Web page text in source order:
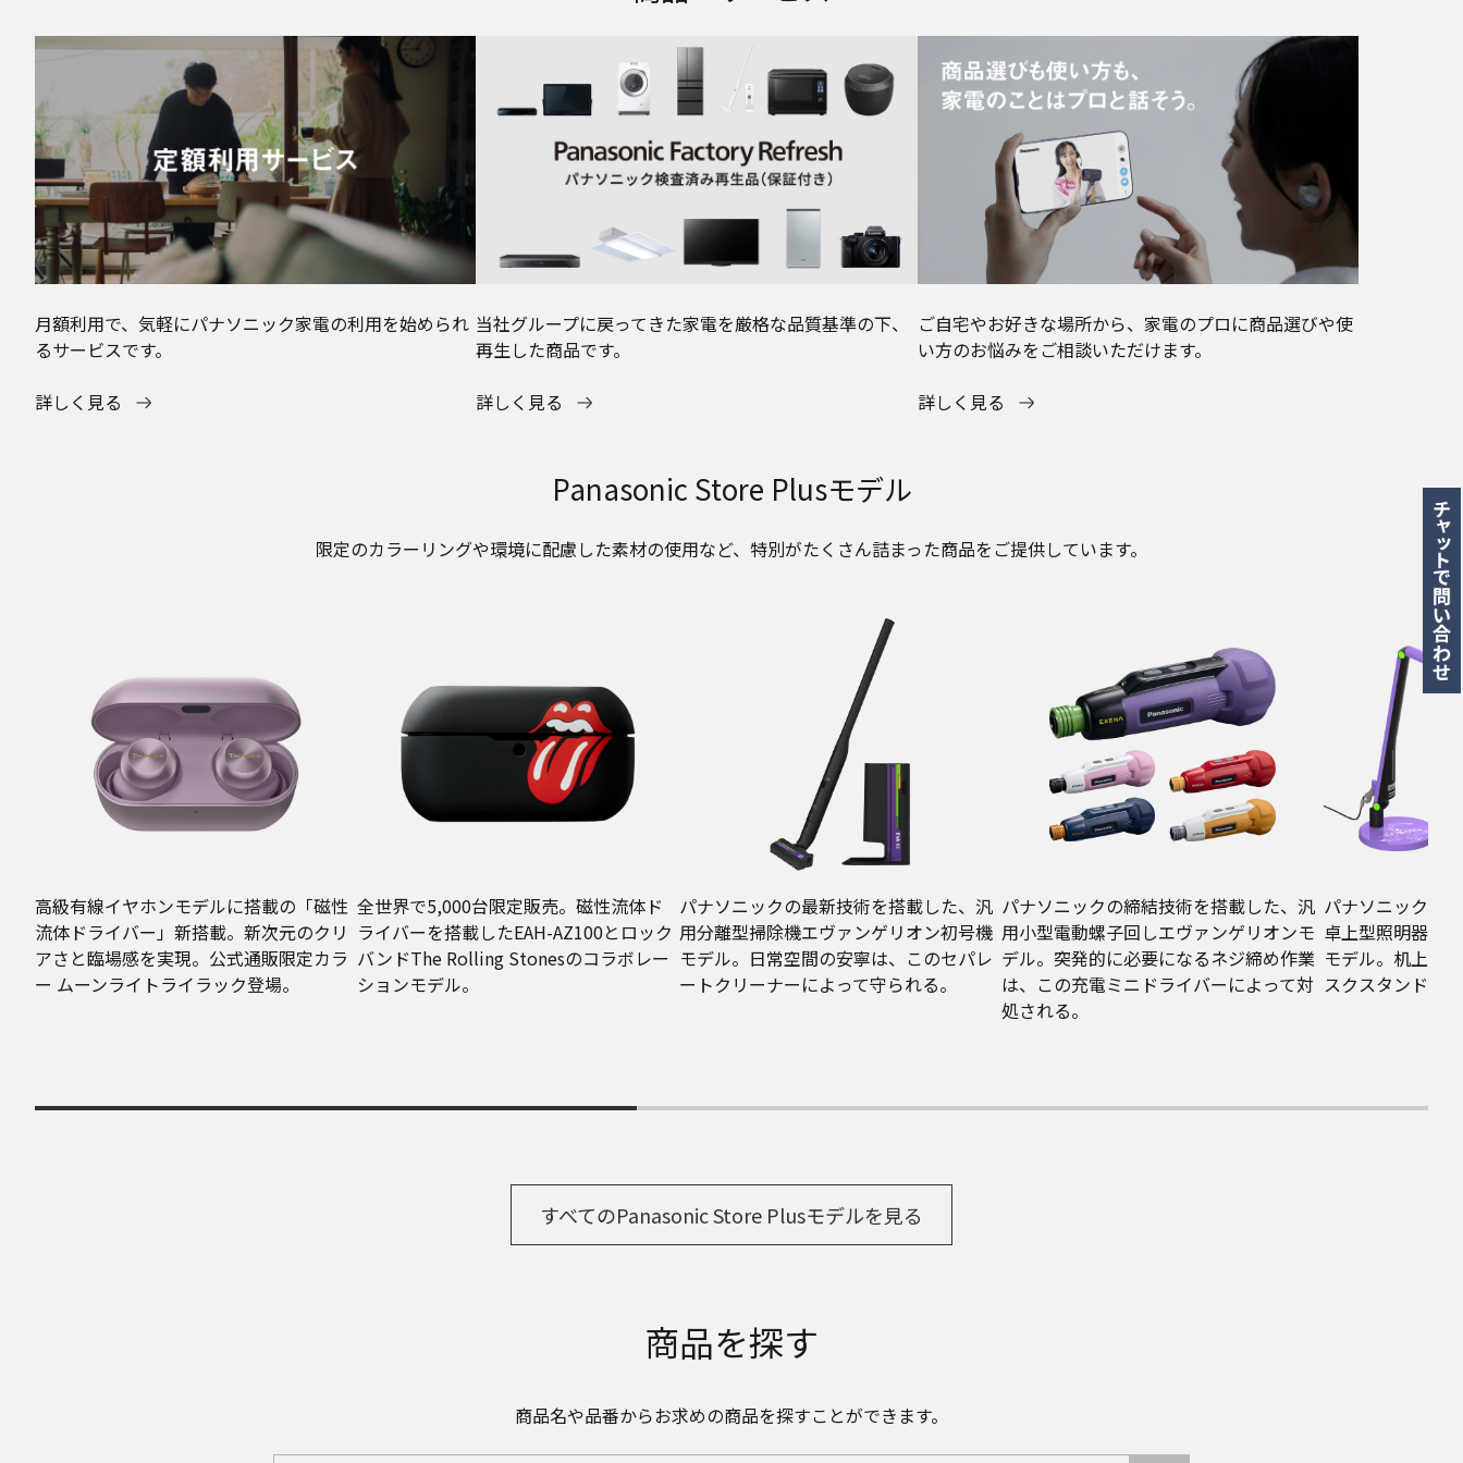
月額利用で、気軽にパナソニック家電の利用を始められ
るサービスです。
詳しく見る
当社グループに戻ってきた家電を厳格な品質基準の下、
再生した商品です。
詳しく見る
ご自宅やお好きな場所から、家電のプロに商品選びや使
い方のお悩みをご相談いただけます。
詳しく見る
Panasonic Store Plusモデル
限定のカラーリングや環境に配慮した素材の使用など、特別がたくさん詰まった商品をご提供しています。
高級有線イヤホンモデルに搭載の「磁性
流体ドライバー」新搭載。新次元のクリ
アさと臨場感を実現。公式通販限定カラ
ー ムーンライトライラック登場。
全世界で5,000台限定販売。磁性流体ド
ライバーを搭載したEAH-AZ100とロック
バンドThe Rolling Stonesのコラボレー
ションモデル。
パナソニックの最新技術を搭載した、汎
用分離型掃除機エヴァンゲリオン初号機
モデル。日常空間の安寧は、このセパレ
ートクリーナーによって守られる。
パナソニックの締結技術を搭載した、汎
用小型電動螺子回しエヴァンゲリオンモ
デル。突発的に必要になるネジ締め作業
は、この充電ミニドライバーによって対
処される。​
パナソニックの
卓上型照明器具
モデル。机上の
スクスタンドラ
すべてのPanasonic Store Plusモデルを見る
商品を探す
商品名や品番からお求めの商品を探すことができます。